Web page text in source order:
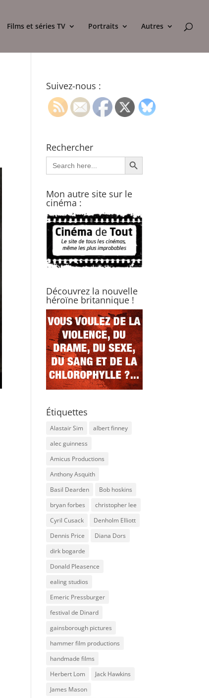
Films et séries TV Portraits Autres
Suivez-nous :
Rechercher
Search
for:
Search Button
Mon autre site sur le
cinéma :
Découvrez la nouvelle
héroïne britannique !
Étiquettes
Alastair Sim
albert finney
alec guinness
Amicus Productions
Anthony Asquith
Basil Dearden
Bob hoskins
bryan forbes
christopher lee
Cyril Cusack
Denholm Elliott
Dennis Price
Diana Dors
dirk bogarde
Donald Pleasence
ealing studios
Emeric Pressburger
festival de Dinard
gainsborough pictures
hammer film productions
handmade films
Herbert Lom
Jack Hawkins
James Mason